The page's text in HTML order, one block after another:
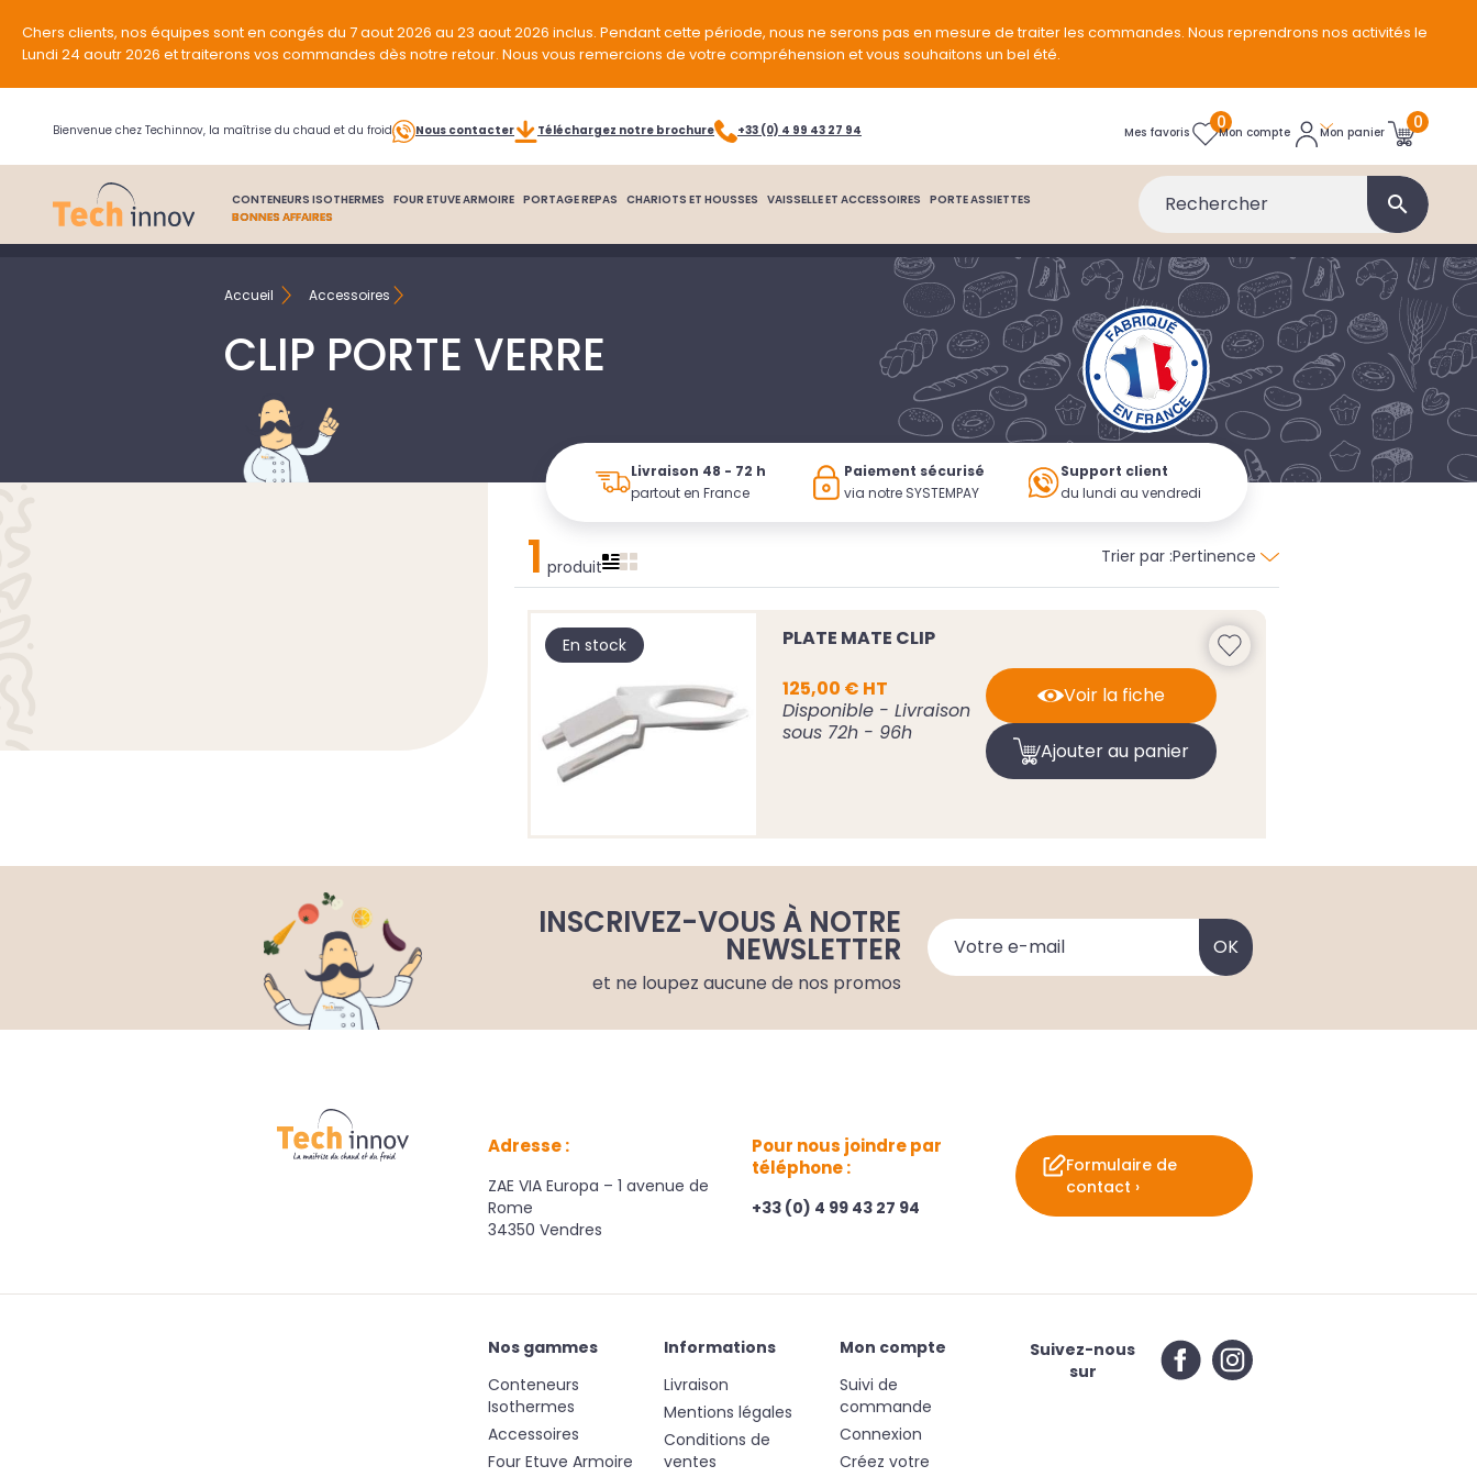
Chers clients, nos équipes sont en congés du 7 aout 2026 au 23 aout 2026 inclus. Pendant cette période, nous ne serons pas en mesure de traiter les commandes. Nous reprendrons nos activités le
Lundi 24 aoutr 2026 et traiterons vos commandes dès notre retour. Nous vous remercions de votre compréhension et vous souhaitons un bel été.
Bienvenue chez Techinnov, la maîtrise du chaud et du froid Nous contacter Téléchargez notre brochure +33 (0) 4 99 43 27 94 Mes favoris 0
Mon compte Mon panier 0
CONTENEURS ISOTHERMES FOUR ETUVE ARMOIRE PORTAGE REPAS CHARIOTS ET HOUSSES VAISSELLE ET ACCESSOIRES PORTE ASSIETTES
BONNES AFFAIRES
search
Accueil Accessoires
CLIP PORTE VERRE
Livraison 48 - 72 h
partout en France
Paiement sécurisé
via notre SYSTEMPAY
Support client
du lundi au vendredi
1 produit Trier par :Pertinence
Voir la fiche
Ajouter au panier
PLATE MATE CLIP
125,00 € HT
Disponible - Livraison
sous 72h - 96h
En stock
INSCRIVEZ-VOUS À NOTRE
NEWSLETTER
et ne loupez aucune de nos promos
Adresse :
ZAE VIA Europa – 1 avenue de
Rome
34350 Vendres
Pour nous joindre par
téléphone :
+33 (0) 4 99 43 27 94
Formulaire de
contact ›
Nos gammes
Conteneurs
Isothermes
Accessoires
Four Etuve Armoire
Informations
Livraison
Mentions légales
Conditions de
ventes
Mon compte
Suivi de
commande
Connexion
Créez votre
Suivez-nous
sur